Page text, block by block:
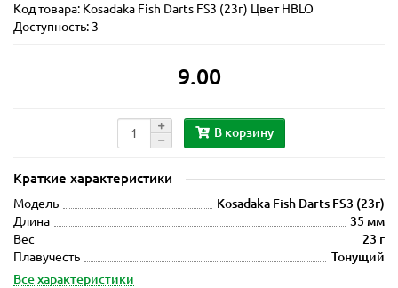
Код товара: Kosadaka Fish Darts FS3 (23г) Цвет HBLO
Доступность: 3
9.00
В корзину
Краткие характеристики
Модель
Kosadaka Fish Darts FS3 (23г)
Длина
35 мм
Вес
23 г
Плавучесть
Тонущий
Все характеристики